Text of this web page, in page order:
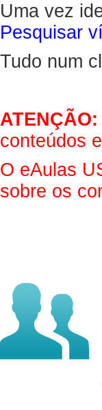
Uma vez
Pesquisar
Tudo num
ATENÇÃO:
conteúdos
O eAulas
sobre os